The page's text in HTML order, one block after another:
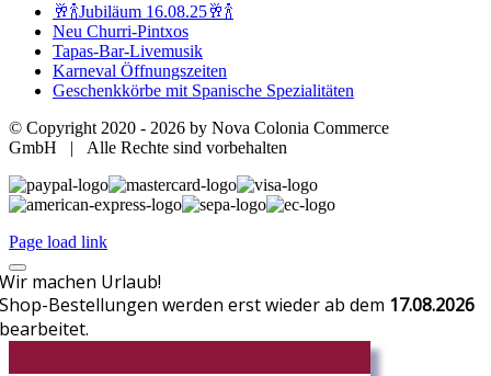
🥂🍾Jubiläum 16.08.25🥂🍾
Neu Churri-Pintxos
Tapas-Bar-Livemusik
Karneval Öffnungszeiten
Geschenkkörbe mit Spanische Spezialitäten
© Copyright 2020 - 2026 by Nova Colonia Commerce
GmbH | Alle Rechte sind vorbehalten
Page load link
Wir machen Urlaub!
Shop-Bestellungen werden erst wieder ab dem 17.08.2026
bearbeitet.